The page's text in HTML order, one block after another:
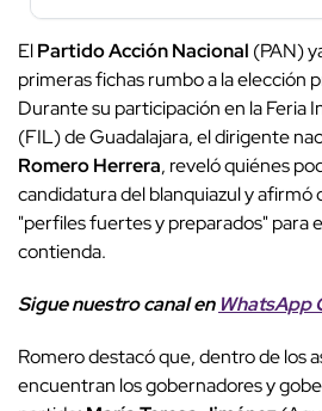
ElPartido Acción Nacional (PAN)
primeras fichas rumbo a la elección
Durante su participación en la Feria
(FIL) de Guadalajara, el dirigente
Romero Herrera, reveló quiénes
candidatura del blanquiazul y afirmó
"perfiles fuertes y preparados" para
contienda.
Sigue nuestro canal en WhatsApp
Romero destacó que, dentro de los
encuentran los gobernadores y